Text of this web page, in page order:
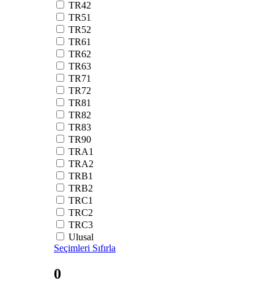
TR42
TR51
TR52
TR61
TR62
TR63
TR71
TR72
TR81
TR82
TR83
TR90
TRA1
TRA2
TRB1
TRB2
TRC1
TRC2
TRC3
Ulusal
Seçimleri Sıfırla
0